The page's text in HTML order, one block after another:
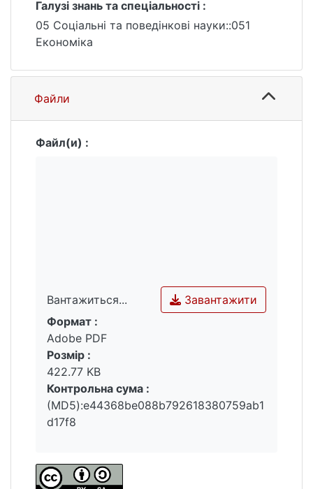
Галузі знань та спеціальності :
05 Соціальні та поведінкові науки::051
Економіка
Файли
Файл(и) :
Вантажиться...
Вантажиться...
Завантажити
Формат :
Adobe PDF
Розмір :
422.77 KB
Контрольна сума :
(MD5):e44368be088b792618380759ab1
d17f8